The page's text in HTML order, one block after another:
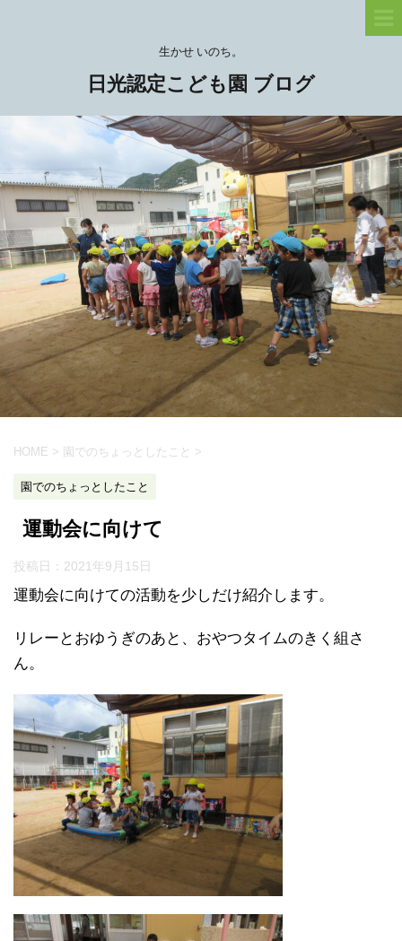
生かせ いのち。
日光認定こども園 ブログ
HOME > 園でのちょっとしたこと >
園でのちょっとしたこと
運動会に向けて
投稿日： 2021年9月15日
運動会に向けての活動を少しだけ紹介します。
リレーとおゆうぎのあと、おやつタイムのきく組さ
ん。